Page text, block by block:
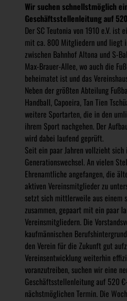
Wir suchen schnellstmöglich
Geschäftsstellenleitung auf
Der SC Teutonia von 1910 e.V. ist
mit ca. 800 Mitgliedern und liegt
zwischen Bahnhof Altona und S-
Max-Brauer-Allee, wo auch die
beheimatet ist und das
Neben der größten Abteilung
Handball, Capoeira, Tan Tien
weitere Sportarten, die in den
ihrem Sport nachgehen. Der
wird dabei laufend geprüft.
Seit ein paar Jahren vollzieht sich
Generationswechsel. An vielen
Ehrenamtliche angefangen, die
aktiven Vereinsmitglieder zu
setzt sich mittlerweile aus einem
zusammen, gepaart mit ein paar
Vereinsmitgliedern. Die
kaufmännischen
den Verein für die Zukunft gut
Vereinsentwicklung weiterhin
voranzutreiben, suchen wir eine
Geschäftsstellenleitung auf 520
nächstmöglichen Termin. Die